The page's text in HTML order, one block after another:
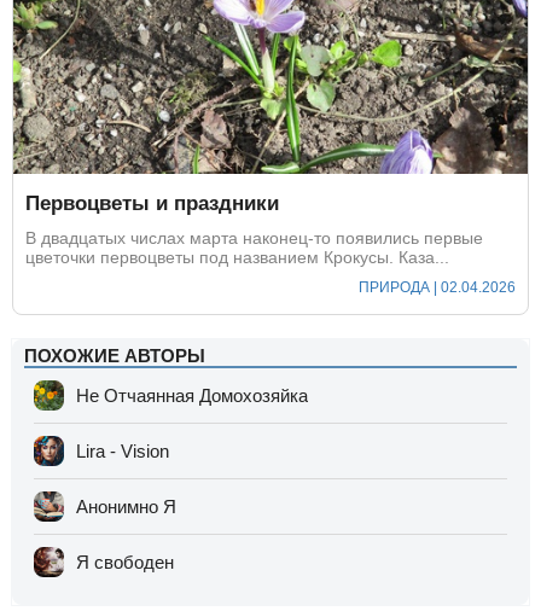
Первоцветы и праздники
В двадцатых числах марта наконец-то появились первые
цветочки первоцветы под названием Крокусы. Каза...
ПРИРОДА | 02.04.2026
ПОХОЖИЕ АВТОРЫ
Не Отчаянная Домохозяйка
Lira - Vision
Анонимно Я
Я свободен